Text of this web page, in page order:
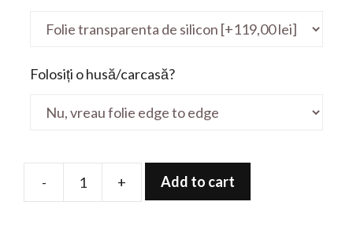
Folosiți o husă/carcasă?
-
Folie
+ Add to cart